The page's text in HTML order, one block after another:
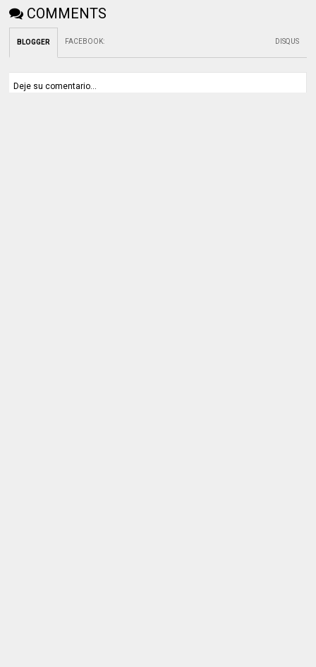
COMMENTS
BLOGGER FACEBOOK: DISQUS
Deje su comentario...